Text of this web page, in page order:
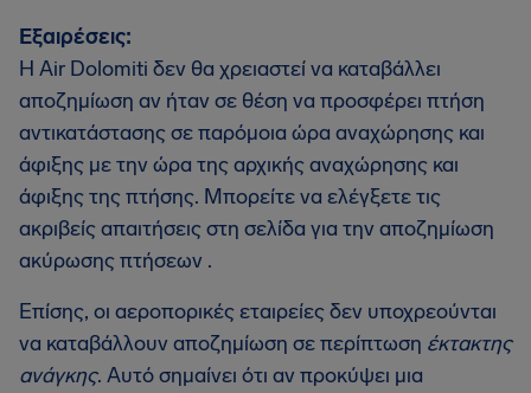
Εξαιρέσεις:
Η Air Dolomiti δεν θα χρειαστεί να καταβάλλει
αποζημίωση αν ήταν σε θέση να προσφέρει πτήση
αντικατάστασης σε παρόμοια ώρα αναχώρησης και
άφιξης με την ώρα της αρχικής αναχώρησης και
άφιξης της πτήσης. Μπορείτε να ελέγξετε τις
ακριβείς απαιτήσεις στη σελίδα για την αποζημίωση
ακύρωσης πτήσεων .
Επίσης, οι αεροπορικές εταιρείες δεν υποχρεούνται
να καταβάλλουν αποζημίωση σε περίπτωση έκτακτης
ανάγκης. Αυτό σημαίνει ότι αν προκύψει μια